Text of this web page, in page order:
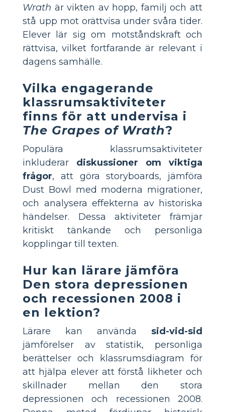
Wrath är vikten av hopp, familj och att
stå upp mot orättvisa under svåra tider.
Elever lär sig om motståndskraft och
rättvisa, vilket fortfarande är relevant i
dagens samhälle.
Vilka engagerande
klassrumsaktiviteter
finns för att undervisa i
The Grapes of Wrath?
Populära klassrumsaktiviteter
inkluderar diskussioner om viktiga
frågor, att göra storyboards, jämföra
Dust Bowl med moderna migrationer,
och analysera effekterna av historiska
händelser. Dessa aktiviteter främjar
kritiskt tänkande och personliga
kopplingar till texten.
Hur kan lärare jämföra
Den stora depressionen
och recessionen 2008 i
en lektion?
Lärare kan använda sid-vid-sid
jämförelser av statistik, personliga
berättelser och klassrumsdiagram för
att hjälpa elever att förstå likheter och
skillnader mellan den stora
depressionen och recessionen 2008.